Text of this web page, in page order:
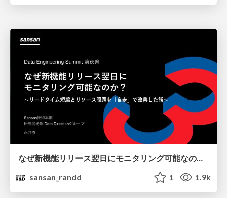
なぜ新機能リリース翌日に モニタリング可能なのか？ 〜リードタイム短縮とリソース問題を「自走」で改善した話〜 / data_summit_findy_Session_2
sansan_randd
1 1.9k